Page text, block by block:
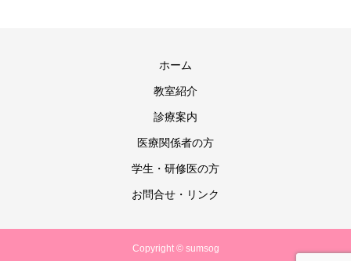
ホーム
教室紹介
診療案内
医療関係者の方
学生・研修医の方
お問合せ・リンク
Copyright © sumsog